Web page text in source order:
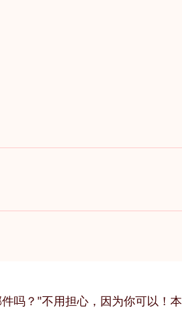
吗？"不用担心，因为你可以！本